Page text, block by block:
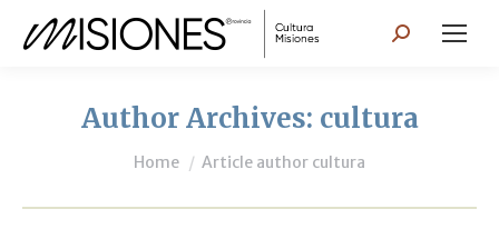
Search:
Author Archives: cultura
You are here:
Home Article author cultura